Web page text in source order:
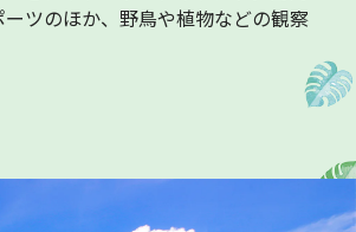
ツのほか、野鳥や植物などの観察